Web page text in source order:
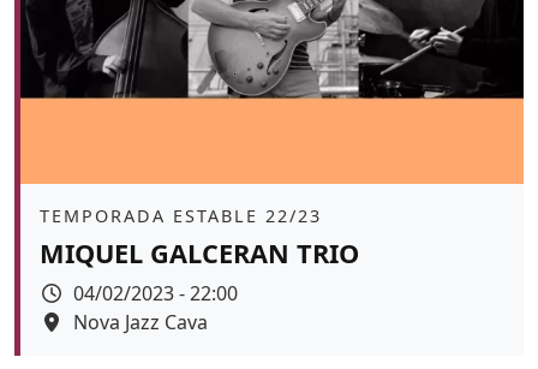
Àmbit
TEMPORADA ESTABLE 22/23
MIQUEL GALCERAN TRIO
Data
04/02/2023 - 22:00
Espai
Nova Jazz Cava